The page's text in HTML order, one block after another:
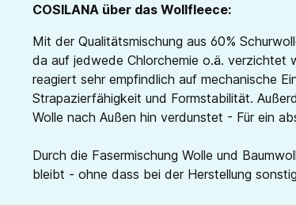
COSILANA über das Wollfleece:
Mit der Qualitätsmischung aus 60%
da auf jedwede Chlorchemie o.ä. verzichtet
reagiert sehr empfindlich auf mechanische
Strapazierfähigkeit und Formstabilität.
Wolle nach Außen hin verdunstet - Für ein
Durch die Fasermischung Wolle und
bleibt - ohne dass bei der Herstellung